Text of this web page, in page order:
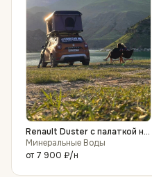
Renault Duster с палаткой на
крыше
Минеральные Воды
от 7 900 ₽/н